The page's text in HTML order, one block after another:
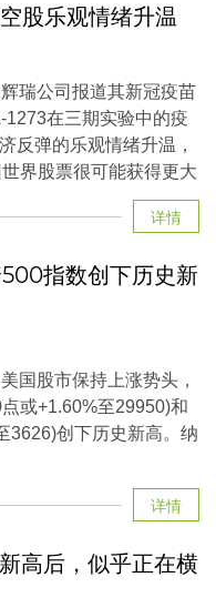
股乐观情绪升温
瑞公司报道其新冠疫苗
在三期实验中的疫
反弹的乐观情绪升温，
界股票很可能获得更大
详情
指数创下历史新
国股市保持上涨势头，
或+1.60%至29950)和
3626)创下历史新高。纳
详情
高后，似乎正在横